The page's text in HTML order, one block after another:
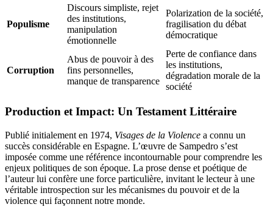
Populisme
Discours simpliste, rejet
des institutions,
manipulation
émotionnelle
Polarization de la société,
fragilisation du débat
démocratique
Corruption
Abus de pouvoir à des
fins personnelles,
manque de transparence
Perte de confiance dans
les institutions,
dégradation morale de la
société
Production et Impact: Un Testament Littéraire
Publié initialement en 1974, Visages de la Violence a connu un
succès considérable en Espagne. L’œuvre de Sampedro s’est
imposée comme une référence incontournable pour comprendre les
enjeux politiques de son époque. La prose dense et poétique de
l’auteur lui confère une force particulière, invitant le lecteur à une
véritable introspection sur les mécanismes du pouvoir et de la
violence qui façonnent notre monde.